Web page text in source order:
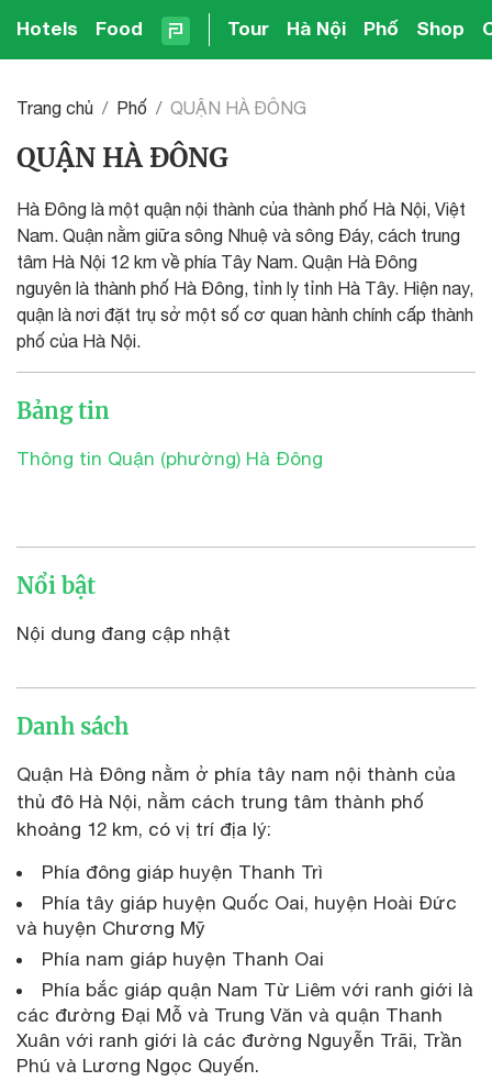
Hotels Food Tour Hà Nội Phố Shop
Trang chủ Phố QUẬN HÀ ĐÔNG
QUẬN HÀ ĐÔNG
Hà Đông là một quận nội thành của thành phố Hà Nội, Việt
Nam. Quận nằm giữa sông Nhuệ và sông Đáy, cách trung
tâm Hà Nội 12 km về phía Tây Nam. Quận Hà Đông
nguyên là thành phố Hà Đông, tỉnh lỵ tỉnh Hà Tây. Hiện nay,
quận là nơi đặt trụ sở một số cơ quan hành chính cấp thành
phố của Hà Nội.
Bảng tin
Thông tin Quận (phường) Hà Đông
Nổi bật
Nội dung đang cập nhật
Danh sách
Quận Hà Đông nằm ở phía tây nam nội thành của
thủ đô Hà Nội, nằm cách trung tâm thành phố
khoảng 12 km, có vị trí địa lý:
Phía đông giáp huyện Thanh Trì
Phía tây giáp huyện Quốc Oai, huyện Hoài Đức
và huyện Chương Mỹ
Phía nam giáp huyện Thanh Oai
Phía bắc giáp quận Nam Từ Liêm với ranh giới là
các đường Đại Mỗ và Trung Văn và quận Thanh
Xuân với ranh giới là các đường Nguyễn Trãi, Trần
Phú và Lương Ngọc Quyến.